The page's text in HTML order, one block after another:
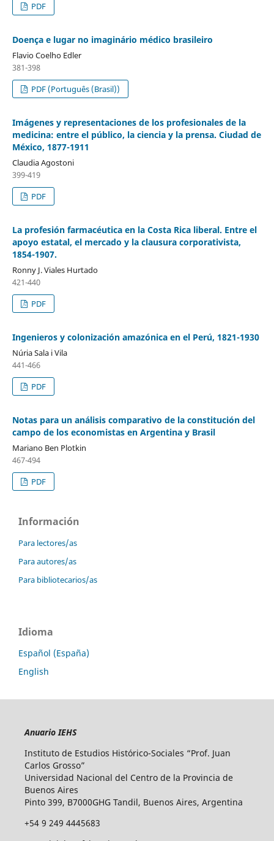
PDF
Doença e lugar no imaginário médico brasileiro
Flavio Coelho Edler
381-398
PDF (Português (Brasil))
Imágenes y representaciones de los profesionales de la
medicina: entre el público, la ciencia y la prensa. Ciudad de
México, 1877-1911
Claudia Agostoni
399-419
PDF
La profesión farmacéutica en la Costa Rica liberal. Entre el
apoyo estatal, el mercado y la clausura corporativista,
1854-1907.
Ronny J. Viales Hurtado
421-440
PDF
Ingenieros y colonización amazónica en el Perú, 1821-1930
Núria Sala i Vila
441-466
PDF
Notas para un análisis comparativo de la constitución del
campo de los economistas en Argentina y Brasil
Mariano Ben Plotkin
467-494
PDF
Información
Para lectores/as
Para autores/as
Para bibliotecarios/as
Idioma
Español (España)
English
Anuario IEHS
Instituto de Estudios Histórico-Sociales “Prof. Juan
Carlos Grosso”
Universidad Nacional del Centro de la Provincia de
Buenos Aires
Pinto 399, B7000GHG Tandil, Buenos Aires, Argentina
+54 9 249 4445683